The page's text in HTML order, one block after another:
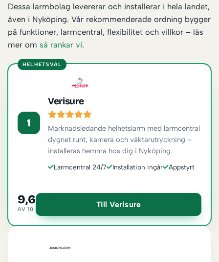
Dessa larmbolag levererar och installerar i hela landet,
även i Nyköping. Vår rekommenderade ordning bygger
på funktioner, larmcentral, flexibilitet och villkor – läs
mer om så rankar vi.
HELHETSVAL
1
Verisure
Marknadsledande helhetslarm med larmcentral
dygnet runt, kamera och väktarutryckning –
installeras hemma hos dig i Nyköping.
Larmcentral 24/7 Installation ingår Appstyrt
9,6
AV 10
Till Verisure